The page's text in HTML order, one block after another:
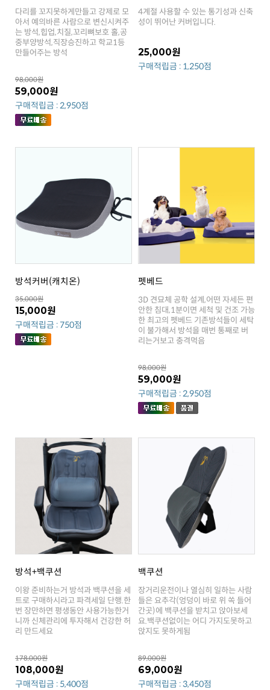
만들어주는 방석
98,000원
59,000원
구매적립금 : 2,950점
성이 뛰어난 커버입니다.
25,000원
구매적립금 : 1,250점
방석커버(캐치온)
35,000원
15,000원
구매적립금 : 750점
펫베드
리는거보고 충격먹음
98,000원
59,000원
구매적립금 : 2,950점
방석+백쿠션
리 만드세요
178,000원
108,000원
구매적립금 : 5,400점
백쿠션
앉지도 못하게됨
89,000원
69,000원
구매적립금 : 3,450점